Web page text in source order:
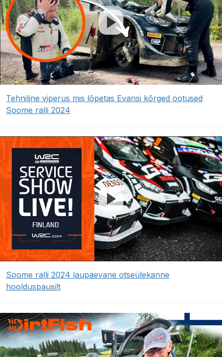
Tehniline viperus mis lõpetas Evansi kõrged ootused
Soome ralli 2024
Soome ralli 2024 laupäevane otseülekanne
hoolduspausilt